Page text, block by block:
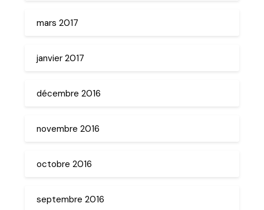
mars 2017
janvier 2017
décembre 2016
novembre 2016
octobre 2016
septembre 2016